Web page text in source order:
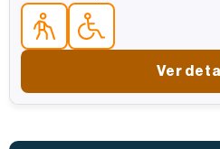
Accesible parapara personas
Accesible parapersonas
Ver